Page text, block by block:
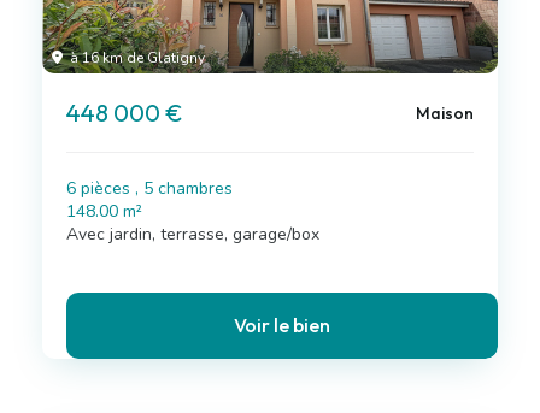
à 16 km de Glatigny
448 000 € Maison
6 pièces , 5 chambres
148.00 m²
Avec jardin, terrasse, garage/box
Voir le bien